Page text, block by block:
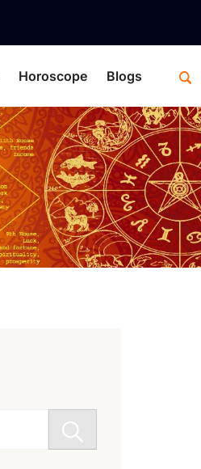
Horoscope Blogs